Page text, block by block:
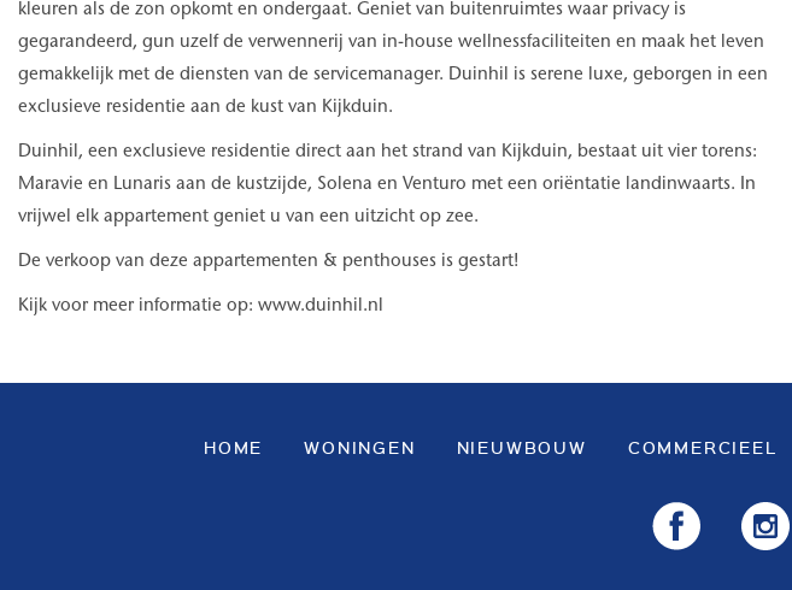
kleuren als de zon opkomt en ondergaat. Geniet van buitenruimtes waar privacy is
gegarandeerd, gun uzelf de verwennerij van in-house wellnessfaciliteiten en maak het leven
gemakkelijk met de diensten van de servicemanager. Duinhil is serene luxe, geborgen in een
exclusieve residentie aan de kust van Kijkduin.
Duinhil, een exclusieve residentie direct aan het strand van Kijkduin, bestaat uit vier torens:
Maravie en Lunaris aan de kustzijde, Solena en Venturo met een oriëntatie landinwaarts. In
vrijwel elk appartement geniet u van een uitzicht op zee.
De verkoop van deze appartementen & penthouses is gestart!
Kijk voor meer informatie op: www.duinhil.nl
HOME WONINGEN NIEUWBOUW COMMERCIEEL